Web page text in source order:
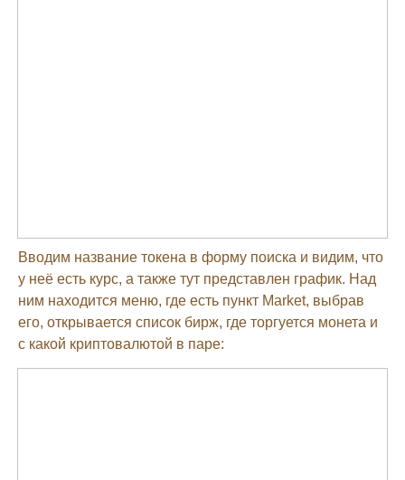
Вводим название токена в форму поиска и видим, что
у неё есть курс, а также тут представлен график. Над
ним находится меню, где есть пункт Market, выбрав
его, открывается список бирж, где торгуется монета и
с какой криптовалютой в паре: